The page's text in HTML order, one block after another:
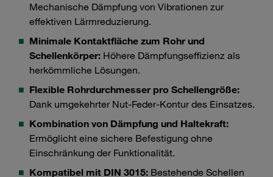
Mechanische Dämpfung von Vibrationen zur
effektiven Lärmreduzierung.
Minimale Kontaktfläche zum Rohr und
Schellenkörper: Höhere Dämpfungseffizienz als
herkömmliche Lösungen.
Flexible Rohrdurchmesser pro Schellengröße:
Dank umgekehrter Nut-Feder-Kontur des Einsatzes.
Kombination von Dämpfung und Haltekraft:
Ermöglicht eine sichere Befestigung ohne
Einschränkung der Funktionalität.
Kompatibel mit DIN 3015: Bestehende Schellen